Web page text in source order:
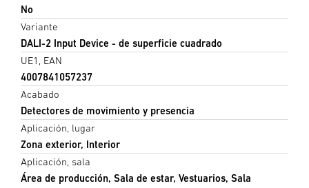
No
Variante
DALI-2 Input Device - de superficie cuadrado
UE1, EAN
4007841057237
Acabado
Detectores de movimiento y presencia
Aplicación, lugar
Zona exterior, Interior
Aplicación, sala
Área de producción, Sala de estar, Vestuarios, Sala